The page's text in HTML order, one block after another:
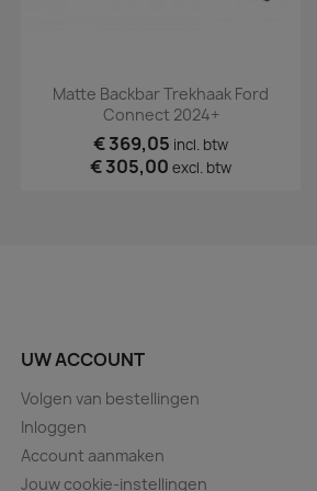
Snel bekijken
Matte Backbar Trekhaak Ford
Connect 2024+
€ 369,05 incl. btw
€ 305,00 excl. btw
UW ACCOUNT
Volgen van bestellingen
Inloggen
Account aanmaken
Jouw cookie-instellingen